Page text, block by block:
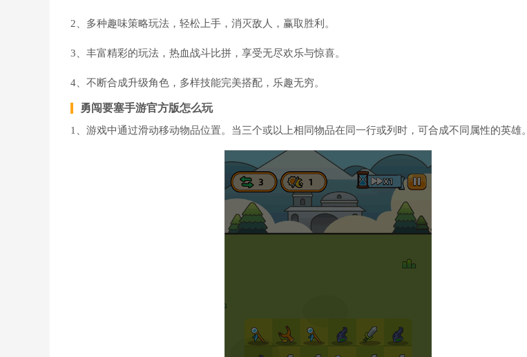
2、多种趣味策略玩法，轻松上手，消灭敌人，赢取胜利。
3、丰富精彩的玩法，热血战斗比拼，享受无尽欢乐与惊喜。
4、不断合成升级角色，多样技能完美搭配，乐趣无穷。
勇闯要塞手游官方版怎么玩
1、游戏中通过滑动移动物品位置。当三个或以上相同物品在同一行或列时，可合成不同属性的英雄。